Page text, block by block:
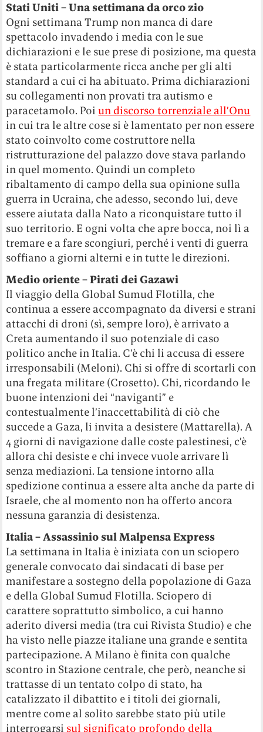
Stati Uniti – Una settimana da orco zio
Ogni settimana Trump non manca di dare
spettacolo invadendo i media con le sue
dichiarazioni e le sue prese di posizione, ma questa
è stata particolarmente ricca anche per gli alti
standard a cui ci ha abituato. Prima dichiarazioni
su collegamenti non provati tra autismo e
paracetamolo. Poiun discorso torrenziale all’Onu
in cui tra le altre cose si è lamentato per non essere
stato coinvolto come costruttore nella
ristrutturazione del palazzo dove stava parlando
in quel momento. Quindi un completo
ribaltamento di campo della sua opinione sulla
guerra in Ucraina, che adesso, secondo lui, deve
essere aiutata dalla Nato a riconquistare tutto il
suo territorio. E ogni volta che apre bocca, noi lì a
tremare e a fare scongiuri, perché i venti di guerra
soffiano a giorni alterni e in tutte le direzioni.
Medio oriente – Pirati dei Gazawi
Il viaggio della Global Sumud Flotilla, che
continua a essere accompagnato da diversi e strani
attacchi di droni (sì, sempre loro), è arrivato a
Creta aumentando il suo potenziale di caso
politico anche in Italia. C’è chi li accusa di essere
irresponsabili (Meloni). Chi si offre di scortarli con
una fregata militare (Crosetto). Chi, ricordando le
buone intenzioni dei “naviganti” e
contestualmente l’inaccettabilità di ciò che
succede a Gaza, li invita a desistere (Mattarella). A
4 giorni di navigazione dalle coste palestinesi, c’è
allora chi desiste e chi invece vuole arrivare lì
senza mediazioni. La tensione intorno alla
spedizione continua a essere alta anche da parte di
Israele, che al momento non ha offerto ancora
nessuna garanzia di desistenza.
Italia – Assassinio sul Malpensa Express
La settimana in Italia è iniziata con un sciopero
generale convocato dai sindacati di base per
manifestare a sostegno della popolazione di Gaza
e della Global Sumud Flotilla. Sciopero di
carattere soprattutto simbolico, a cui hanno
aderito diversi media (tra cui Rivista Studio) e che
ha visto nelle piazze italiane una grande e sentita
partecipazione. A Milano è finita con qualche
scontro in Stazione centrale, che però, neanche si
trattasse di un tentato colpo di stato, ha
catalizzato il dibattito e i titoli dei giornali,
mentre come al solito sarebbe stato più utile
interrogarsi sul significato profondo della